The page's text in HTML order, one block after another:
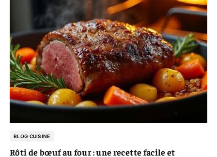
BLOG CUISINE
Rôti de bœuf au four : une recette facile et